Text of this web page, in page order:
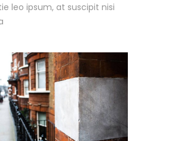
leo ipsum, at suscipit nisi